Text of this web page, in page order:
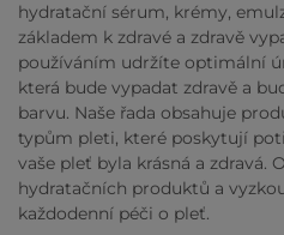
hydratační sérum, krémy,
základem k zdravé a zdravě
používáním udržíte optimální
která bude vypadat zdravě a
barvu. Naše řada obsahuje
typům pleti, které poskytují
vaše pleť byla krásná a zdravá.
hydratačních produktů a
každodenní péči o pleť.